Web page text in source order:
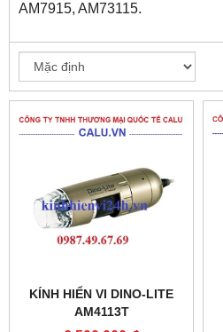
AM7915, AM73115.
KÍNH HIỂN VI DINO-LITE
AM4113T